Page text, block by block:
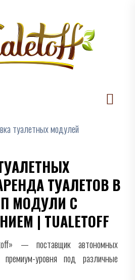
туалетных модулей
ТУАЛЕТОВ В
МОДУЛИ С
| TUALETOFF
— поставщик автономных
уровня под различные